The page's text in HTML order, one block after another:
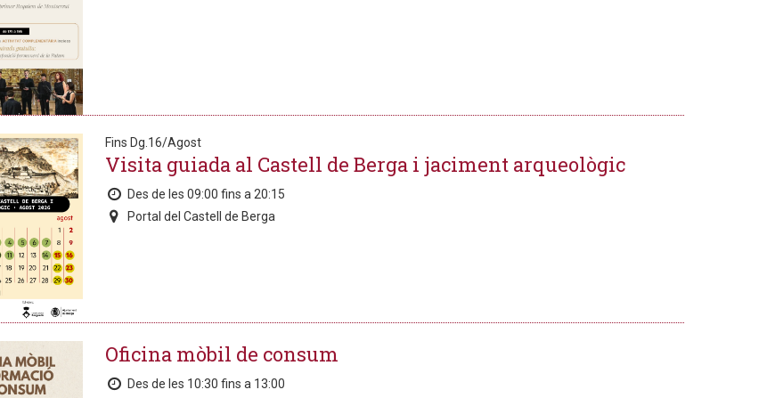
Fins Dg.16/Agost
Visita guiada al Castell de Berga i jaciment arqueològic
Des de les 09:00 fins a 20:15
Portal del Castell de Berga
Oficina mòbil de consum
Des de les 10:30 fins a 13:00